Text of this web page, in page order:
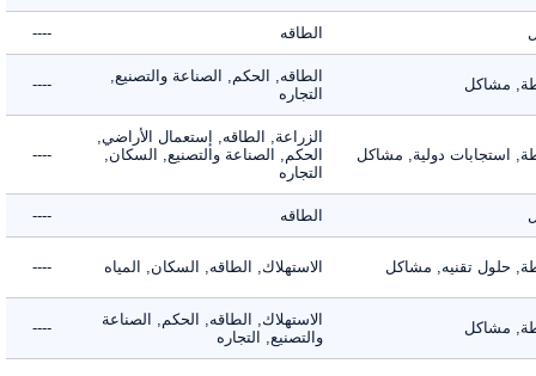
الطاقه ----
مشاكل
الطاقه, الحكم, الصناعة والتصنيع,
التجاره
----
استجابات دولية, مشاكل
الزراعة, الطاقه, إستعمال الأراضي,
الحكم, الصناعة والتصنيع, السكان,
التجاره
----
الطاقه ----
حلول تقنيه, مشاكل الاستهلاك, الطاقه, السكان, المياه ----
مشاكل
الاستهلاك, الطاقه, الحكم, الصناعة
والتصنيع, التجاره
----